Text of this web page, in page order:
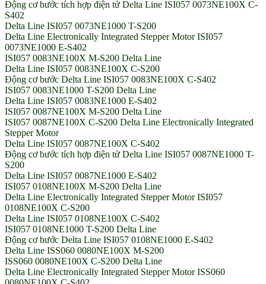
Động cơ bước tích hợp điện tử Delta Line ISI057 0073NE100X C-
S402
Delta Line ISI057 0073NE1000 T-S200
Delta Line Electronically Integrated Stepper Motor ISI057
0073NE1000 E-S402
ISI057 0083NE100X M-S200 Delta Line
Delta Line ISI057 0083NE100X C-S200
Động cơ bước Delta Line ISI057 0083NE100X C-S402
ISI057 0083NE1000 T-S200 Delta Line
Delta Line ISI057 0083NE1000 E-S402
ISI057 0087NE100X M-S200 Delta Line
ISI057 0087NE100X C-S200 Delta Line Electronically Integrated
Stepper Motor
Delta Line ISI057 0087NE100X C-S402
Động cơ bước tích hợp điện tử Delta Line ISI057 0087NE1000 T-
S200
Delta Line ISI057 0087NE1000 E-S402
ISI057 0108NE100X M-S200 Delta Line
Delta Line Electronically Integrated Stepper Motor ISI057
0108NE100X C-S200
Delta Line ISI057 0108NE100X C-S402
ISI057 0108NE1000 T-S200 Delta Line
Động cơ bước Delta Line ISI057 0108NE1000 E-S402
Delta Line ISS060 0080NE100X M-S200
ISS060 0080NE100X C-S200 Delta Line
Delta Line Electronically Integrated Stepper Motor ISS060